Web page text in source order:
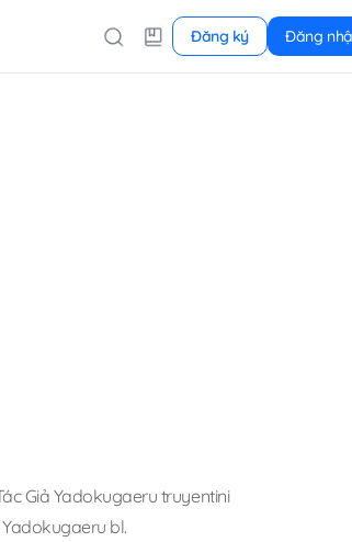
Đăng ký Đăng
Giả Yadokugaeru truyentini
Yadokugaeru bl.